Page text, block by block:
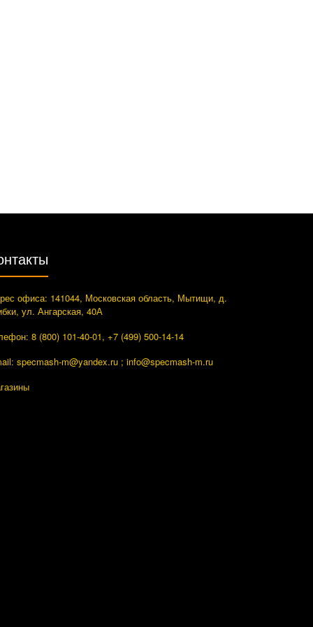
офиса: 141044, Московская область, Мытищи, д.
ул. Ангарская, 40А
8 (800) 101-40-01, +7 (499) 500-14-14
specmash-m@yandex.ru ; info@specmash-m.ru